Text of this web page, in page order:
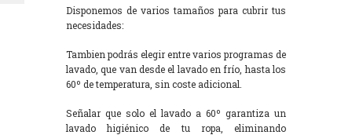
Disponemos de varios tamaños para cubrir tus
necesidades:
Tambien podrás elegir entre varios programas de
lavado, que van desde el lavado en frío, hasta los
60º de temperatura, sin coste adicional.
Señalar que solo el lavado a 60º garantiza un
lavado higiénico de tu ropa, eliminando